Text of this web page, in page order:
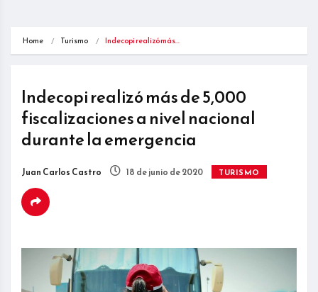
Home Turismo Indecopi realizó más…
Indecopi realizó más de 5,000
fiscalizaciones a nivel nacional
durante la emergencia
Juan Carlos Castro 18 de junio de 2020 TURISMO